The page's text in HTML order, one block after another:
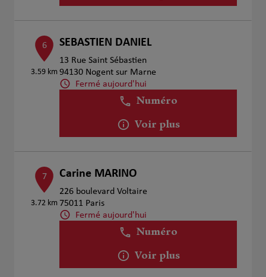
6
3.59 km
SEBASTIEN DANIEL
13 Rue Saint Sébastien
94130 Nogent sur Marne
Fermé aujourd'hui
Numéro
Voir plus
7
3.72 km
Carine MARINO
226 boulevard Voltaire
75011 Paris
Fermé aujourd'hui
Numéro
Voir plus